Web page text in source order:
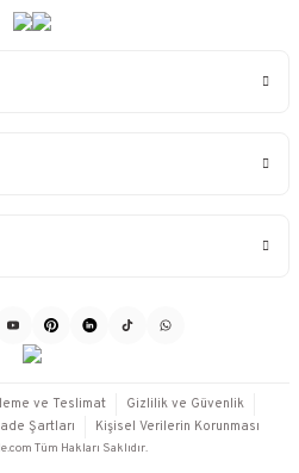
Tüm Hakları Saklıdır.
ve Teslimat
Gizlilik ve Güvenlik
Şartları Kişisel Verilerin Korunması